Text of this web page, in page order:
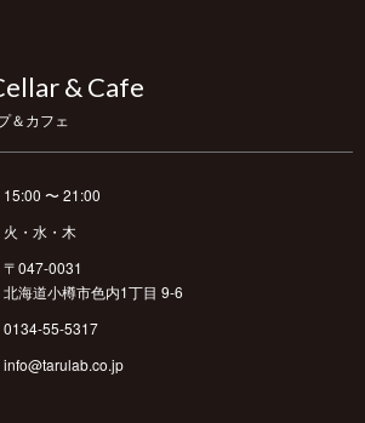
& Cafe
＆カフェ
15:00 〜 21:00
火・水・木
〒047-0031
北海道小樽市色内1丁目 9-6
0134-55-5317
info@tarulab.co.jp